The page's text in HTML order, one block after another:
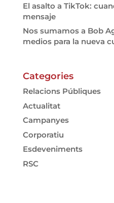
El asalto a TikTok:
mensaje
Nos sumamos a Bob
medios para la nueva
Categories
Relacions Públiques
Actualitat
Campanyes
Corporatiu
Esdeveniments
RSC